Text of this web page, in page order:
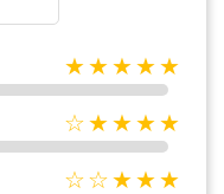
★★★★★
★★★★☆
★★★☆☆